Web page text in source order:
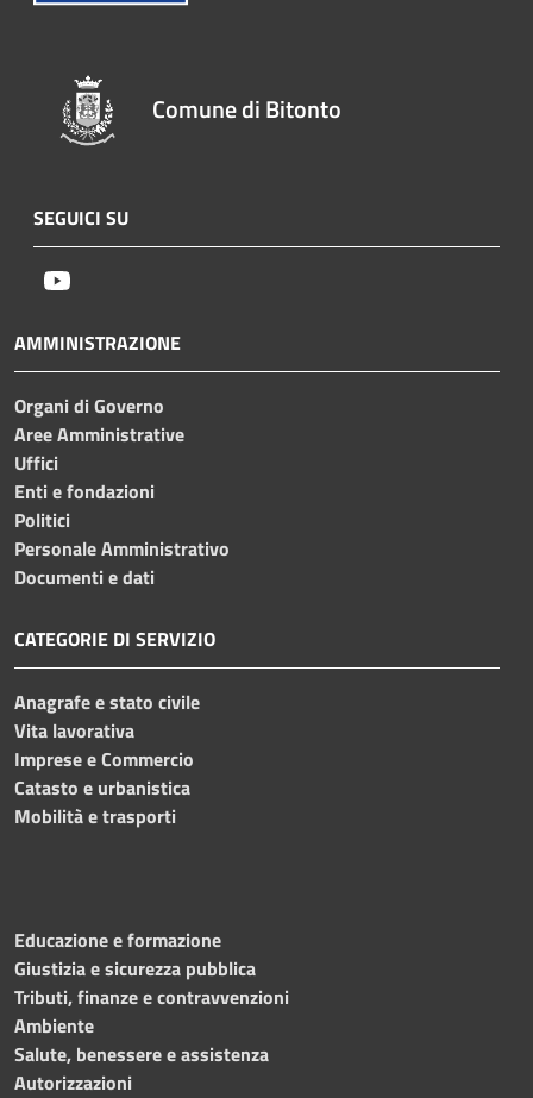
Comune di Bitonto
SEGUICI SU
AMMINISTRAZIONE
Organi di Governo
Aree Amministrative
Uffici
Enti e fondazioni
Politici
Personale Amministrativo
Documenti e dati
CATEGORIE DI SERVIZIO
Anagrafe e stato civile
Vita lavorativa
Imprese e Commercio
Catasto e urbanistica
Mobilità e trasporti
Educazione e formazione
Giustizia e sicurezza pubblica
Tributi, finanze e contravvenzioni
Ambiente
Salute, benessere e assistenza
Autorizzazioni